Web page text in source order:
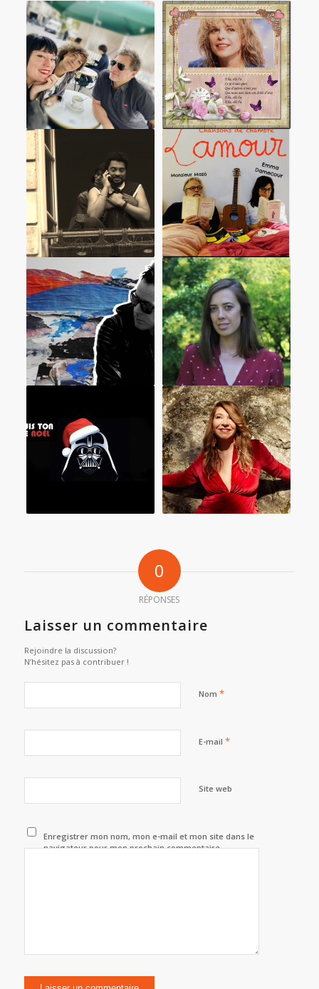
0
RÉPONSES
Laisser un commentaire
Rejoindre la discussion?
N’hésitez pas à contribuer !
Nom *
E-mail *
Site web
Enregistrer mon nom, mon e-mail et mon site dans le
navigateur pour mon prochain commentaire.